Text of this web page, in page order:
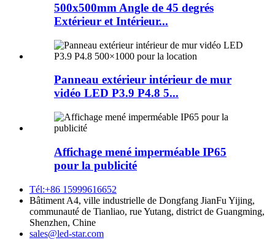
500x500mm Angle de 45 degrés
Extérieur et Intérieur...
Panneau extérieur intérieur de mur
vidéo LED P3.9 P4.8 5...
Affichage mené imperméable IP65
pour la publicité
Tél:+86 15999616652
Bâtiment A4, ville industrielle de Dongfang JianFu Yijing,
communauté de Tianliao, rue Yutang, district de Guangming,
Shenzhen, Chine
sales@led-star.com